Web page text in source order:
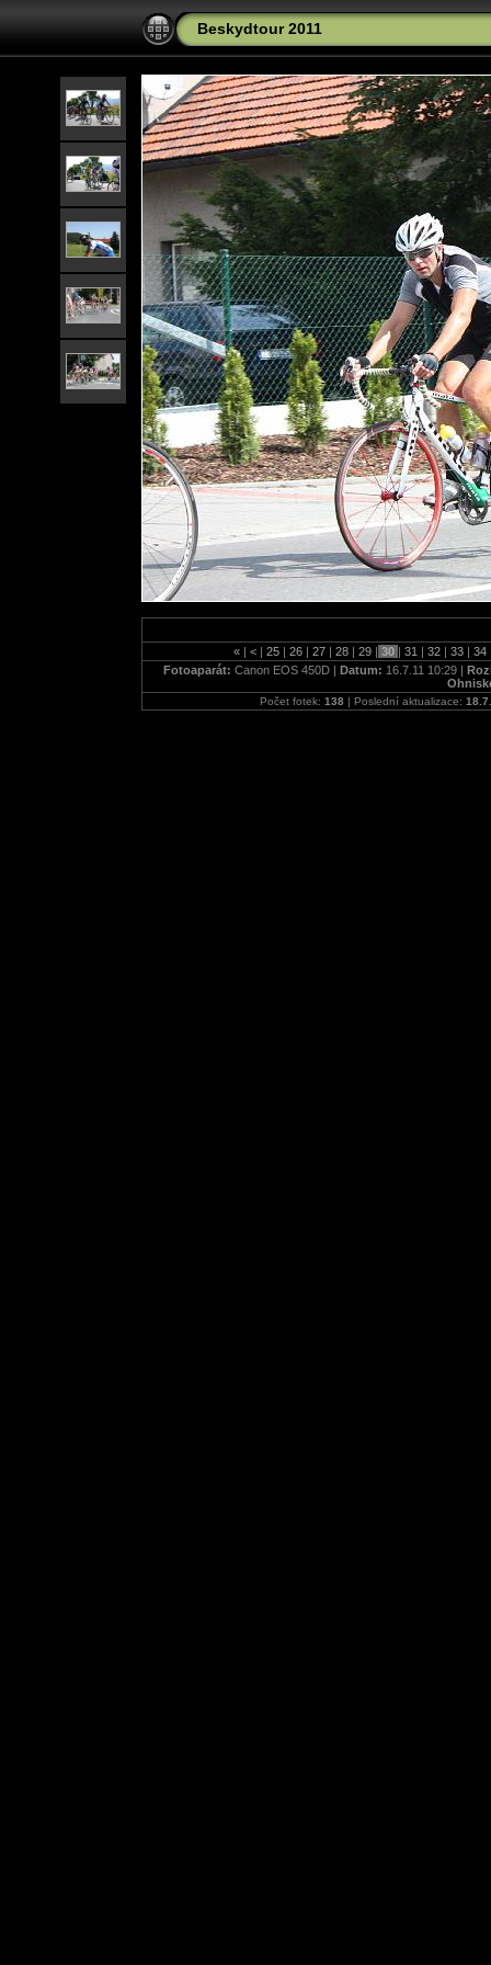
Beskydtour 2011
« | < | 25 | 26 | 27 | 28 | 29 | 30 | 31 | 32 | 33 | 34
Fotoaparát: Canon EOS 450D | Datum: 16.7.11 10:29 |
Počet fotek: 138 | Poslední aktualizace: